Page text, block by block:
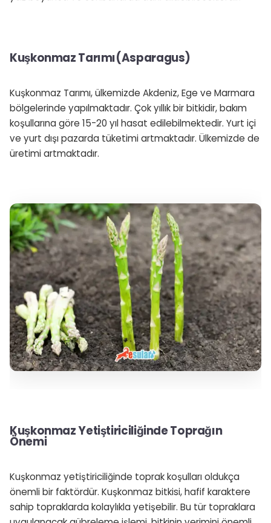
Kuşkonmaz Tarımı(Asparagus)
Kuşkonmaz Tarımı, ülkemizde Akdeniz, Ege ve Marmara
bölgelerinde yapılmaktadır. Çok yıllık bir bitkidir, bakım
koşullarına göre 15-20 yıl hasat edilebilmektedir. Yurt içi
ve yurt dışı pazarda tüketimi artmaktadır. Ülkemizde de
üretimi artmaktadır.
Kuşkonmaz Yetiştiriciliğinde Toprağın
Önemi
Kuşkonmaz yetiştiriciliğinde toprak koşulları oldukça
önemli bir faktördür. Kuşkonmaz bitkisi, hafif karaktere
sahip topraklarda kolaylıkla yetişebilir. Bu tür topraklara